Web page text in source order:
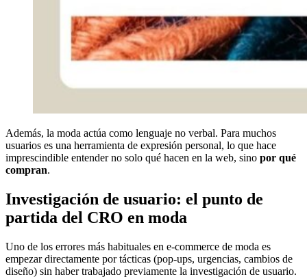
Además, la moda actúa como lenguaje no verbal. Para muchos
usuarios es una herramienta de expresión personal, lo que hace
imprescindible entender no solo qué hacen en la web, sino por qué
compran.
Investigación de usuario: el punto de
partida del CRO en moda
Uno de los errores más habituales en e-commerce de moda es
empezar directamente por tácticas (pop-ups, urgencias, cambios de
diseño) sin haber trabajado previamente la investigación de usuario.